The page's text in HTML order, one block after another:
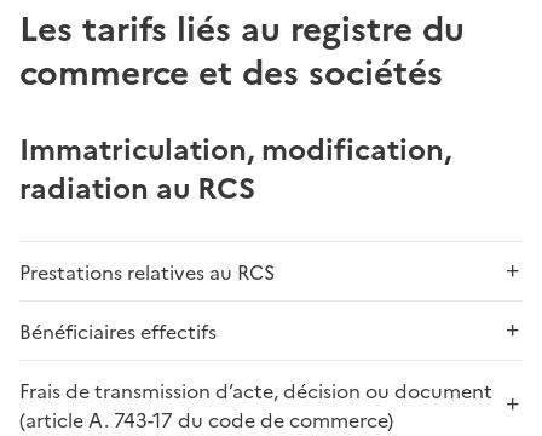
Les tarifs liés au registre du
commerce et des sociétés
Immatriculation, modification,
radiation au RCS
Prestations relatives au RCS
Bénéficiaires effectifs
Frais de transmission d’acte, décision ou document
(article A. 743-17 du code de commerce)